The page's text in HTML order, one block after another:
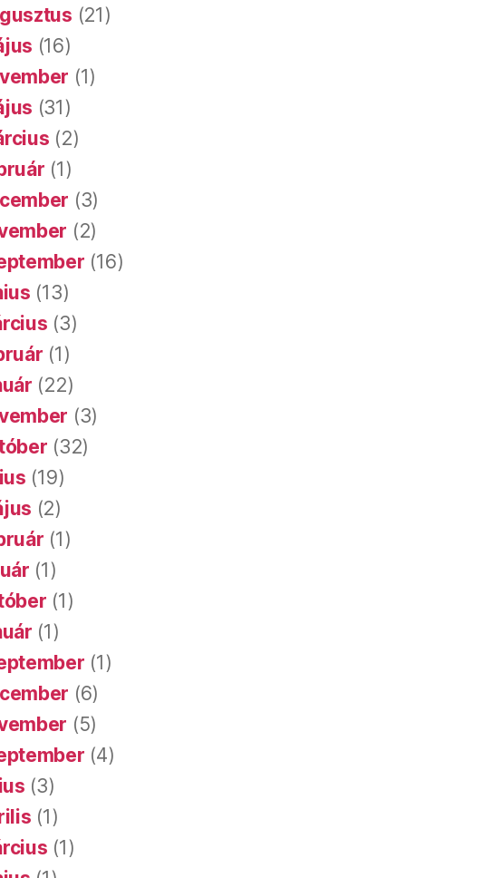
(21)
(16)
(1)
(31)
(2)
(1)
(3)
(2)
(16)
(13)
(3)
(1)
(22)
(3)
(32)
(19)
(2)
(1)
(1)
(1)
(1)
(1)
(6)
(5)
(4)
(3)
(1)
(1)